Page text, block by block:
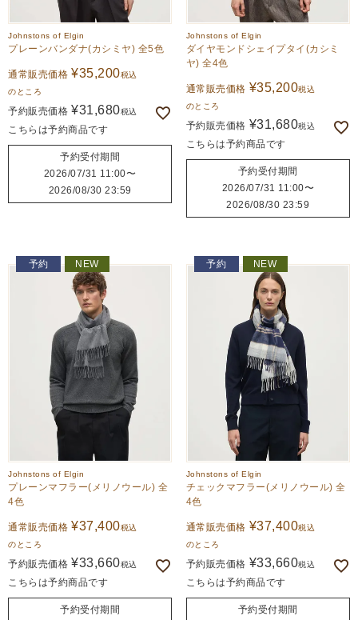
Johnstons of Elgin
プレーンバンダナ(カシミヤ) 全5色
通常販売価格 ¥35,200税込
のところ
予約販売価格 ¥31,680税込
こちらは予約商品です
予約受付期間
2026/07/31 11:00〜
2026/08/30 23:59
Johnstons of Elgin
ダイヤモンドシェイプタイ(カシミ
ヤ) 全4色
通常販売価格 ¥35,200税込
のところ
予約販売価格 ¥31,680税込
こちらは予約商品です
予約受付期間
2026/07/31 11:00〜
2026/08/30 23:59
予約 NEW
Johnstons of Elgin
プレーンマフラー(メリノウール) 全
4色
通常販売価格 ¥37,400税込
のところ
予約販売価格 ¥33,660税込
こちらは予約商品です
予約受付期間
予約 NEW
Johnstons of Elgin
チェックマフラー(メリノウール) 全
4色
通常販売価格 ¥37,400税込
のところ
予約販売価格 ¥33,660税込
こちらは予約商品です
予約受付期間